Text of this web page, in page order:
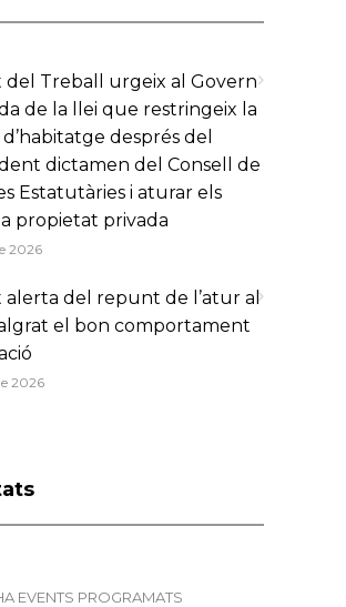
del Treball urgeix al Govern
de la llei que restringeix la
després del
dictamen del Consell de
Estatutàries i aturar els
propietat privada
2026
alerta del repunt de l’atur al
el bon comportament
2026
EVENTS PROGRAMATS